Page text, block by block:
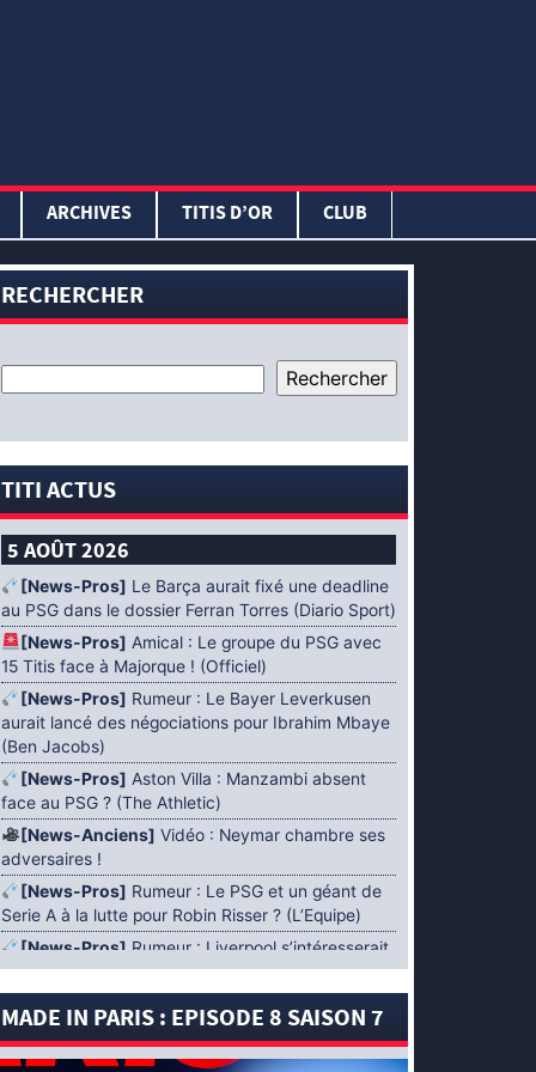
ARCHIVES TITIS D’OR CLUB
RECHERCHER
TITI ACTUS
5 AOÛT 2026
[News-Pros] Le Barça aurait fixé une deadline
au PSG dans le dossier Ferran Torres (Diario Sport)
[News-Pros] Amical : Le groupe du PSG avec
15 Titis face à Majorque ! (Officiel)
[News-Pros] Rumeur : Le Bayer Leverkusen
aurait lancé des négociations pour Ibrahim Mbaye
(Ben Jacobs)
[News-Pros] Aston Villa : Manzambi absent
face au PSG ? (The Athletic)
[News-Anciens] Vidéo : Neymar chambre ses
adversaires !
[News-Pros] Rumeur : Le PSG et un géant de
Serie A à la lutte pour Robin Risser ? (L’Equipe)
[News-Pros] Rumeur : Liverpool s’intéresserait
à Ibrahim Mbaye en plus de Bradley Barcola
(Fabrizio Romano)
[News-Pros]Rumeur : Accord contractuel
trouvé entre le PSG et Mika Godts (Fabrizio
MADE IN PARIS : EPISODE 8 SAISON 7